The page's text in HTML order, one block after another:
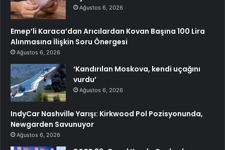
Ağustos 6, 2026
Emep’li Karaca’dan Arıcılardan Kovan Başına 100 Lira
Alınmasına İlişkin Soru Önergesi
Ağustos 6, 2026
‘Kandırılan Moskova, kendi uçağını
vurdu’
Ağustos 6, 2026
IndyCar Nashville Yarışı: Kirkwood Pol Pozisyonunda,
Newgarden Savunuyor
Ağustos 6, 2026